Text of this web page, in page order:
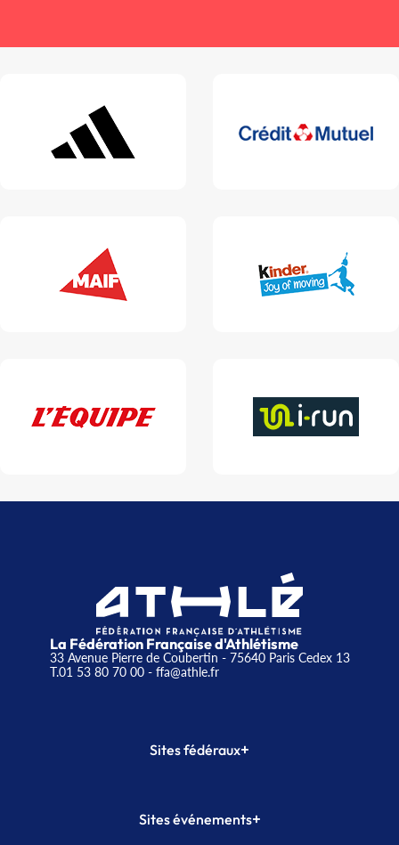
La Fédération Française d'Athlétisme
33 Avenue Pierre de Coubertin - 75640 Paris Cedex 13
T.01 53 80 70 00- ffa@athle.fr
Sites fédéraux+
Plateforme Formation
Sites événements+